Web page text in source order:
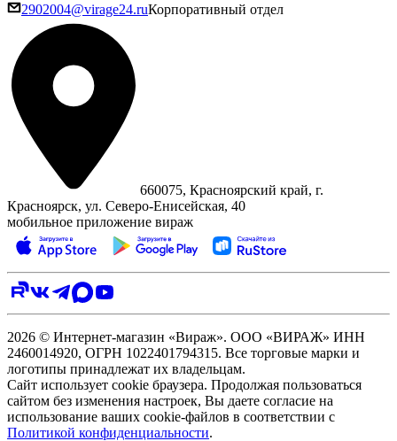
2902004@virage24.ruКорпоративный отдел
660075, Красноярский край, г.
Красноярск, ул. Северо‑Енисейская, 40
мобильное приложение вираж
2026 © Интернет-магазин «Вираж». ООО «ВИРАЖ» ИНН
2460014920, ОГРН 1022401794315. Все торговые марки и
логотипы принадлежат их владельцам.
Сайт использует cookie браузера. Продолжая пользоваться
сайтом без изменения настроек, Вы даете согласие на
использование ваших cookie-файлов в соответствии с
Политикой конфиденциальности.